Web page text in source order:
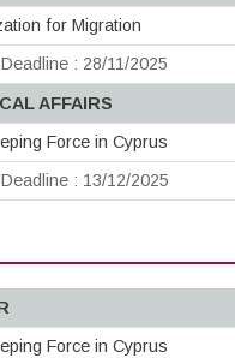
for Migration
Deadline : 28/11/2025
AFFAIRS
Force in Cyprus
Deadline : 13/12/2025
Force in Cyprus